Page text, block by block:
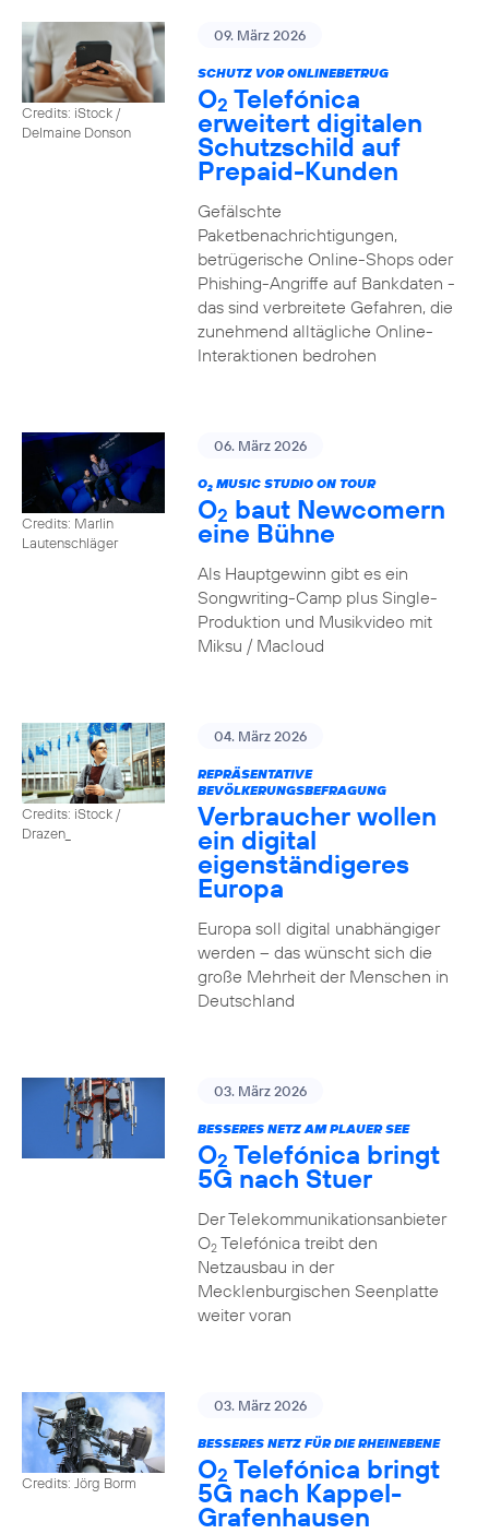
Credits: iStock /
Delmaine Donson
09. März 2026
SCHUTZ VOR ONLINEBETRUG
O2 Telefónica
erweitert digitalen
Schutzschild auf
Prepaid-Kunden
Gefälschte
Paketbenachrichtigungen,
betrügerische Online-Shops oder
Phishing-Angriffe auf Bankdaten -
das sind verbreitete Gefahren, die
zunehmend alltägliche Online-
Interaktionen bedrohen
Credits: Marlin
Lautenschläger
06. März 2026
O2MUSIC STUDIO ON TOUR
O2 baut Newcomern
eine Bühne
Als Hauptgewinn gibt es ein
Songwriting-Camp plus Single-
Produktion und Musikvideo mit
Miksu / Macloud
Credits: iStock /
Drazen_
04. März 2026
REPRÄSENTATIVE
BEVÖLKERUNGSBEFRAGUNG
Verbraucher wollen
ein digital
eigenständigeres
Europa
Europa soll digital unabhängiger
werden – das wünscht sich die
große Mehrheit der Menschen in
Deutschland
03. März 2026
BESSERES NETZ AM PLAUER SEE
O2 Telefónica bringt
5G nach Stuer
Der Telekommunikationsanbieter
O2Telefónica treibt den
Netzausbau in der
Mecklenburgischen Seenplatte
weiter voran
Credits: Jörg Borm
03. März 2026
BESSERES NETZ FÜR DIE RHEINEBENE
O2 Telefónica bringt
5G nach Kappel-
Grafenhausen